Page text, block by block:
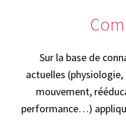
Sur la base de
actuelles
mouvement,
performance…)